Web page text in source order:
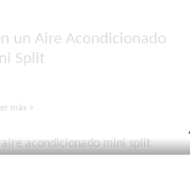
un Aire Acondicionado
Split
más >